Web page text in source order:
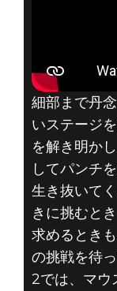
好
細部まで丹
いステージ
を解き明か
してパンチ
生き抜いて
きに挑むと
求めるとき
の挑戦を待
2では、マウ